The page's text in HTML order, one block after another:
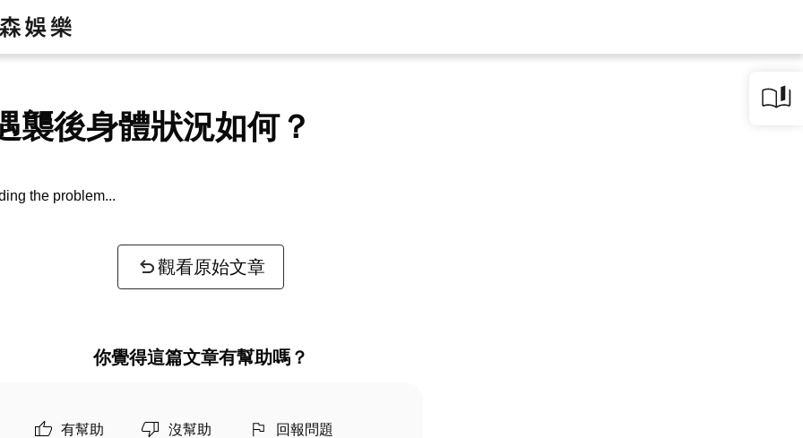
襲後身體狀況如何？
the problem...
觀看原始文章
你覺得這篇文章有幫助嗎？
有幫助 沒幫助 回報問題